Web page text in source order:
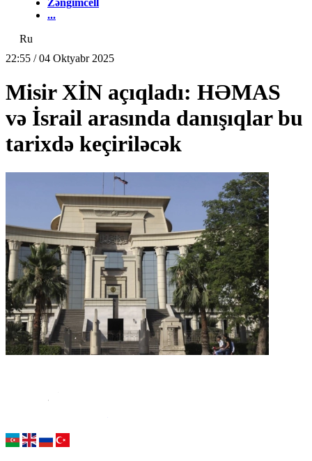
Zəngimcell
...
Ru
22:55 / 04 Oktyabr 2025
Misir XİN açıqladı: HƏMAS
və İsrail arasında danışıqlar bu
tarixdə keçiriləcək